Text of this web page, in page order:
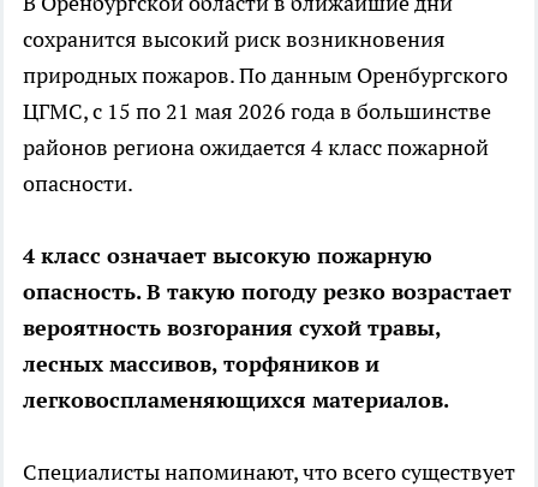
сохранится высокий риск возникновения
природных пожаров. По данным Оренбургского
ЦГМС, с 15 по 21 мая 2026 года в большинстве
районов региона ожидается 4 класс пожарной
опасности.
4 класс означает высокую пожарную
опасность. В такую погоду резко возрастает
вероятность возгорания сухой травы,
лесных массивов, торфяников и
легковоспламеняющихся материалов.
Специалисты напоминают, что всего существует